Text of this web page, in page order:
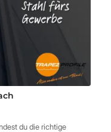
du die richtige